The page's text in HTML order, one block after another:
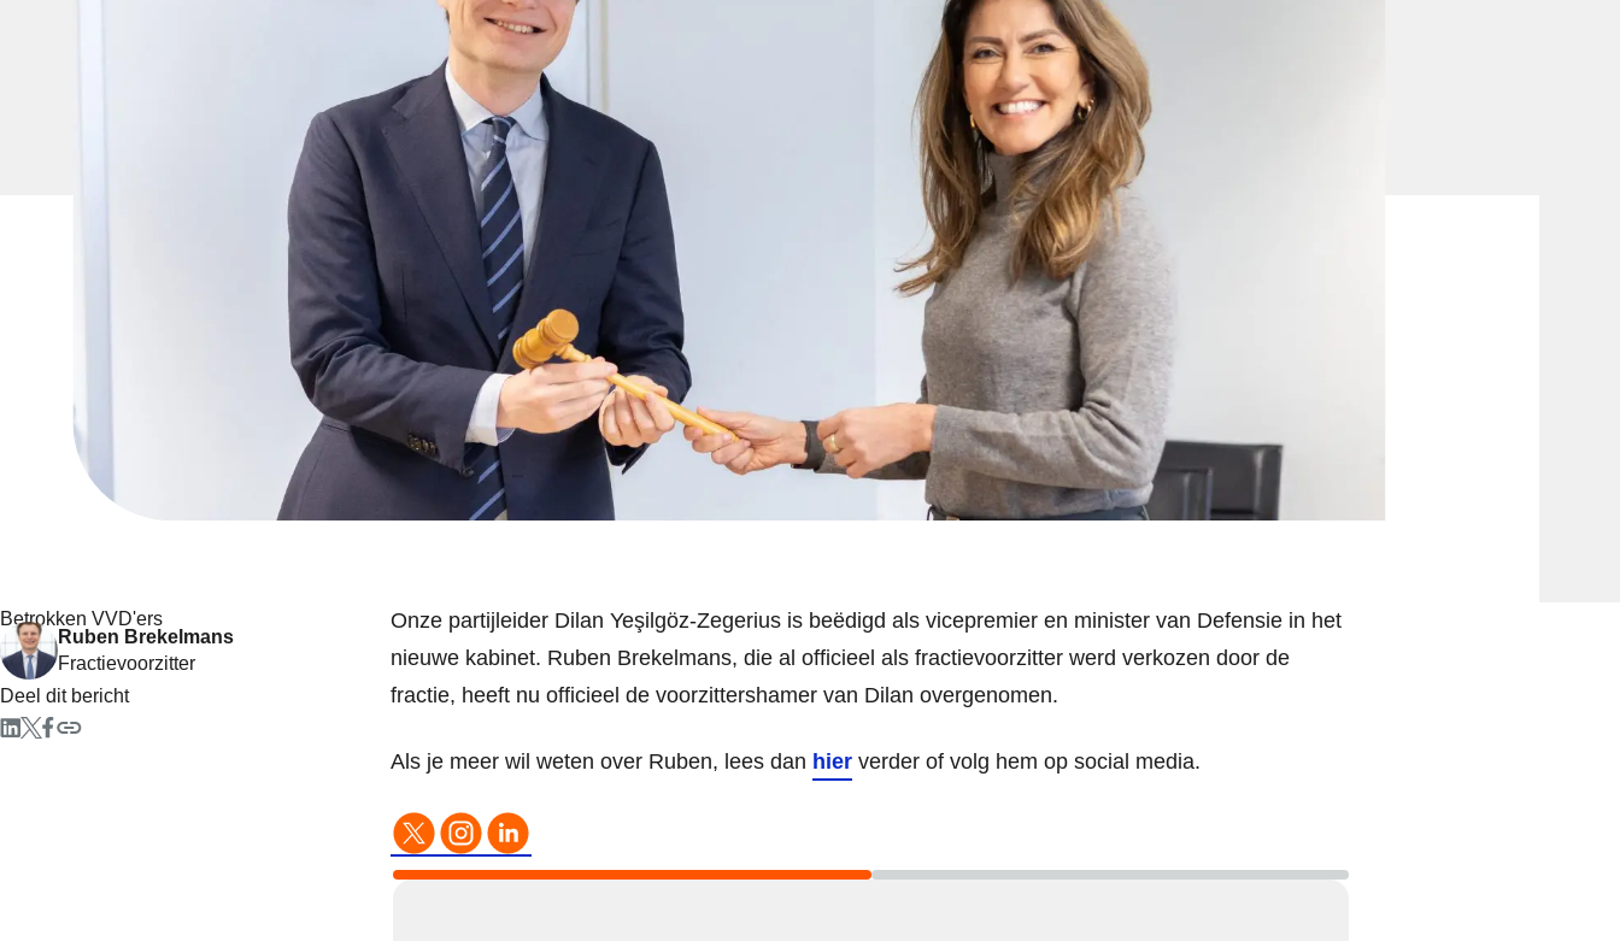
Onze partijleider Dilan Yeşilgöz-Zegerius is beëdigd als vicepremier en minister van Defensie in het
nieuwe kabinet. Ruben Brekelmans, die al officieel als fractievoorzitter werd verkozen door de
fractie, heeft nu officieel de voorzittershamer van Dilan overgenomen.
Als je meer wil weten over Ruben, lees dan hier verder of volg hem op social media.
Betrokken VVD'ers
Ruben Brekelmans
Fractievoorzitter
Deel dit bericht